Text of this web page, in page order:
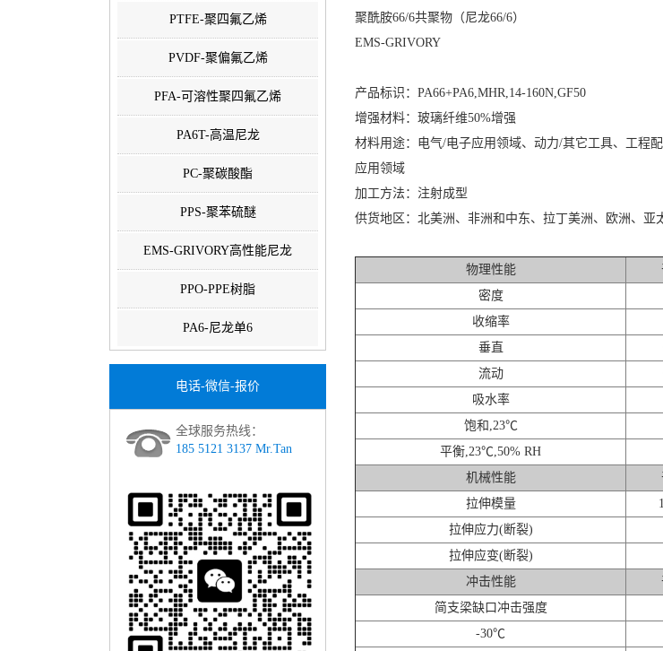
PTFE-聚四氟乙烯
PVDF-聚偏氟乙烯
PFA-可溶性聚四氟乙烯
PA6T-高温尼龙
PC-聚碳酸酯
PPS-聚苯硫醚
EMS-GRIVORY高性能尼龙
PPO-PPE树脂
PA6-尼龙单6
电话-微信-报价
全球服务热线：
185 5121 3137 Mr.Tan
聚酰胺66/6共聚物（尼龙66/6）
EMS-GRIVORY
产品标识：PA66+PA6,MHR,14-160N,GF50
增强材料：玻璃纤维50%增强
材料用途：电气/电子应用领域、动力/其它工具、工程
应用领域
加工方法：注射成型
供货地区：北美洲、非洲和中东、拉丁美洲、欧洲、亚
物理性能
密度
收缩率
垂直
流动
吸水率
饱和,23℃
平衡,23℃,50% RH
机械性能
拉伸模量
拉伸应力(断裂)
拉伸应变(断裂)
冲击性能
简支梁缺口冲击强度
-30℃